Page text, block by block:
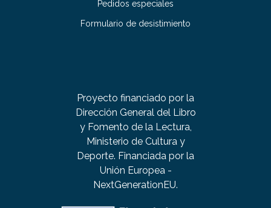
Pedidos especiales
Formulario de desistimiento
Proyecto financiado por la
Dirección General del Libro
y Fomento de la Lectura,
Ministerio de Cultura y
Deporte. Financiada por la
Unión Europea -
NextGenerationEU.